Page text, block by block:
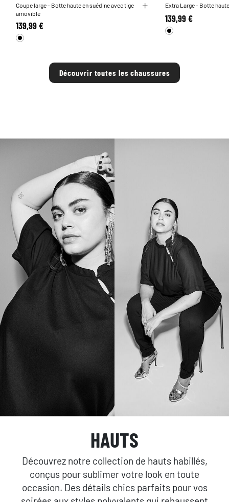
Coupe large - Botte haute en suédine avec tige
amovible
139,99 €
Extra Large - Botte
139,99 €
Découvrir toutes les chaussures
HAUTS
Découvrez notre collection de hauts habillés,
conçus pour sublimer votre look en toute
occasion. Des détails chics parfaits pour vos